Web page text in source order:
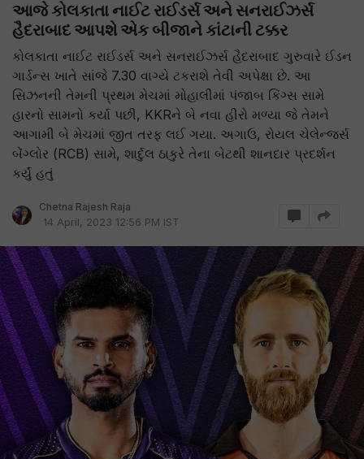
આજે કોલકાતા નાઈટ રાઈડર્સ અને સનરાઈઝર્સ
હૈદરાબાદ આપશે એક બીજાને કાંટાની ટક્કર
કોલકાતા નાઈટ રાઈડર્સ અને સનરાઈઝર્સ હૈદરાબાદ ગુરુવારે ઈડન
ગાર્ડન્સ ખાતે સાંજે 7.30 વાગ્યે ટકરાશે તેવી અપેક્ષા છે. આ
સિઝનની તેમની પ્રથમ મેચમાં મોહાલીમાં પંજાબ કિંગ્સ સામે
હારનો સામનો કર્યા પછી, KKRને બે નવા હીરો મળ્યા જે તેમને
આગામી બે મેચમાં જીત તરફ લઈ ગયા. અગાઉ, રોયલ ચેલેન્જર્સ
બેંગ્લોર (RCB) સામે, શાર્દુલ ઠાકુરે તેના બેટથી શાનદાર પ્રદર્શન
કર્યું હતું
Chetna Rajesh Raja
14 April, 2023 12:56 PM IST